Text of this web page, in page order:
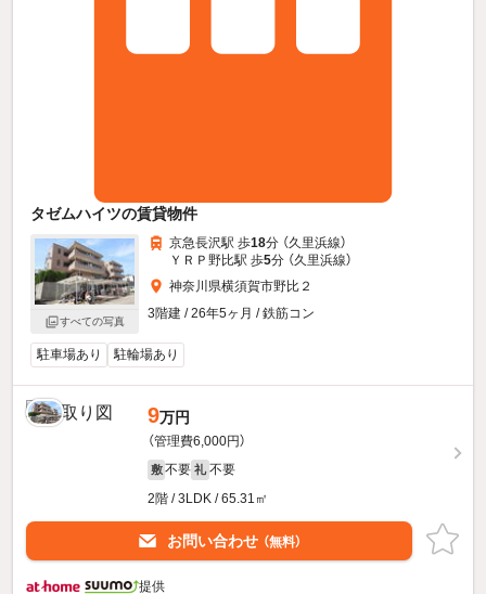
タゼムハイツの賃貸物件
すべての写真
京急長沢駅 歩18分 （久里浜線）
ＹＲＰ野比駅 歩5分 （久里浜線）
神奈川県横須賀市野比２
3階建 / 26年5ヶ月 / 鉄筋コン
駐車場あり 駐輪場あり
9万円
（管理費6,000円）
敷 不要 礼 不要
2階 / 3LDK / 65.31㎡
お問い合わせ （無料）
提供